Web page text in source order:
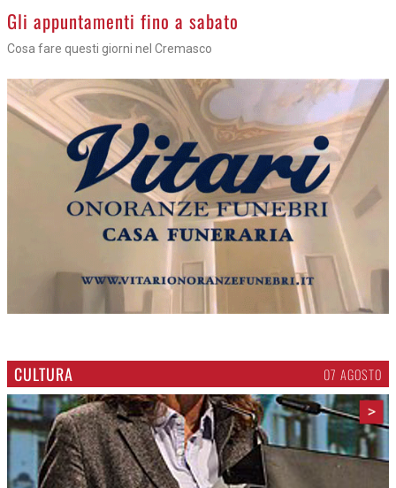
Gli appuntamenti fino a sabato
Cosa fare questi giorni nel Cremasco
CULTURA 07 AGOSTO
>